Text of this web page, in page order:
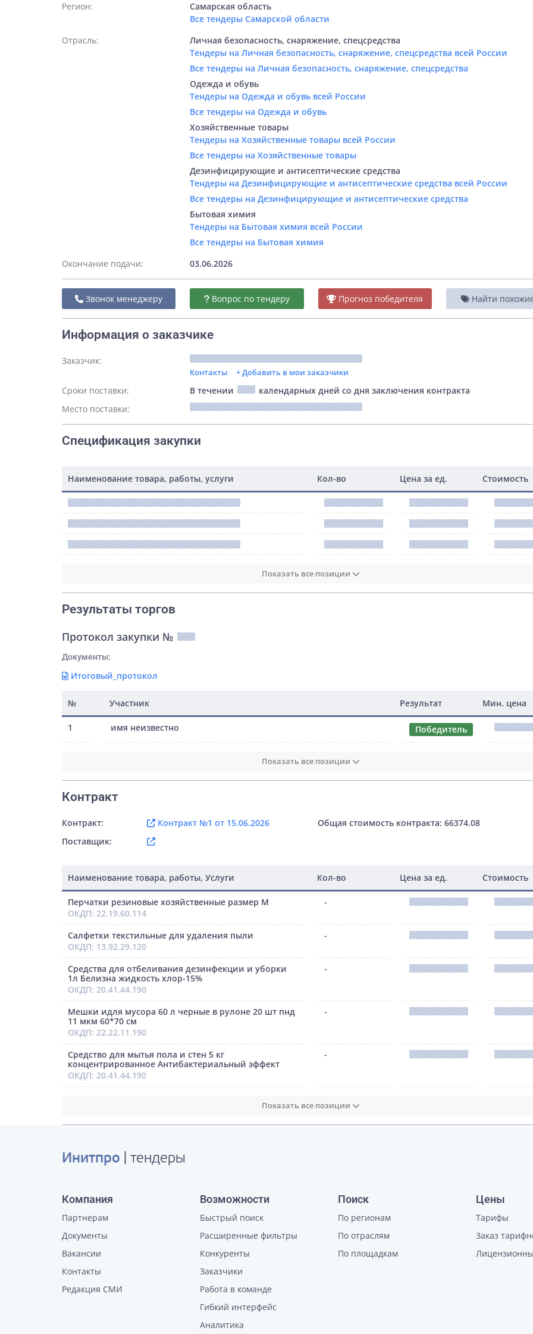
Регион:
Самарская область
Все тендеры Самарской области
Отрасль:
Личная безопасность, снаряжение, спецсредства
Тендеры на Личная безопасность, снаряжение, спецсредства всей России
Все тендеры на Личная безопасность, снаряжение, спецсредства
Одежда и обувь
Тендеры на Одежда и обувь всей России
Все тендеры на Одежда и обувь
Хозяйственные товары
Тендеры на Хозяйственные товары всей России
Все тендеры на Хозяйственные товары
Дезинфицирующие и антисептические средства
Тендеры на Дезинфицирующие и антисептические средства всей России
Все тендеры на Дезинфицирующие и антисептические средства
Бытовая химия
Тендеры на Бытовая химия всей России
Все тендеры на Бытовая химия
Окончание подачи:
03.06.2026
Звонок менеджеру Вопрос по тендеру Прогноз победителя Найти
Информация о заказчике
Заказчик:
Контакты + Добавить в мои заказчики
Сроки поставки: В течении
календарных дней со дня заключения контракта
Место поставки:
Спецификация закупки
Наименование товара, работы, услуги Кол-во Цена за ед. Стоимость
Показать все позиции
Результаты торгов
Протокол закупки №
Документы:
Итоговый_протокол
№ Участник Результат Мин. цена
1 имя неизвестно Победитель
Показать все позиции
Контракт
Контракт: Контракт №1 от 15.06.2026
Общая стоимость контракта: 66374.08
Поставщик:
Наименование товара, работы, Услуги Кол-во Цена за ед. Стоимость
Перчатки резиновые хозяйственные размер М
ОКДП: 22.19.60.114
-
Салфетки текстильные для удаления пыли
ОКДП: 13.92.29.120
-
Средства для отбеливания дезинфекции и уборки
1л Белизна жидкость хлор-15%
ОКДП: 20.41.44.190
-
Мешки идля мусора 60 л черные в рулоне 20 шт пнд
11 мкм 60*70 см
ОКДП: 22.22.11.190
-
Средство для мытья пола и стен 5 кг
концентрированное Антибактериальный эффект
ОКДП: 20.41.44.190
-
Показать все позиции
Инитпро | тендеры
Компания
Партнерам
Документы
Вакансии
Контакты
Редакция СМИ
Возможности
Быстрый поиск
Расширенные фильтры
Конкуренты
Заказчики
Работа в команде
Гибкий интерфейс
Аналитика
Поиск
По регионам
По отраслям
По площадкам
Цены
Тарифы
Заказ